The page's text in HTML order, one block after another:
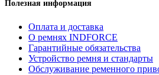
Полезная информация
Оплата и доставка
О ремнях INDFORCE
Гарантийные обязательства
Устройство ремня и стандарты
Обслуживание ременного